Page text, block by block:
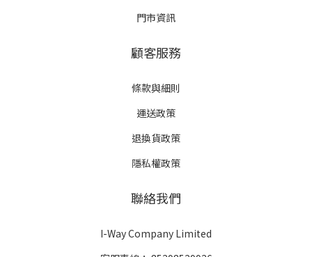
門市資訊
顧客服務
條款與細則
運送政策
退換貨政策
隱私權政策
聯絡我們
I-Way Company Limited